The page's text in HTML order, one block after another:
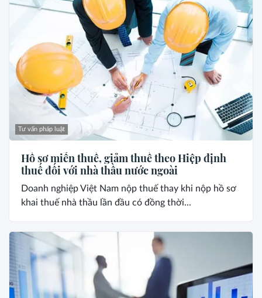
Tư vấn pháp luật
Hồ sơ miễn thuế, giảm thuế theo Hiệp định
thuế đối với nhà thầu nước ngoài
Doanh nghiệp Việt Nam nộp thuế thay khi nộp hồ sơ
khai thuế nhà thầu lần đầu có đồng thời...